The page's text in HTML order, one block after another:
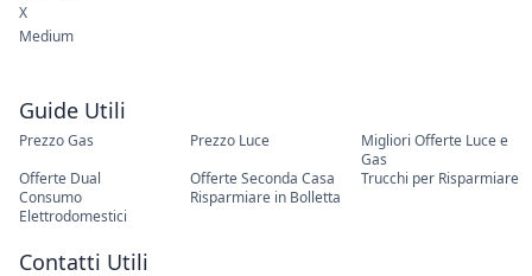
Guide Utili
Prezzo Gas Prezzo Luce
Migliori Offerte Luce e
Gas
Offerte Dual
Offerte Seconda Casa
Trucchi per Risparmiare
Consumo
Elettrodomestici
Risparmiare in Bolletta
Contatti Utili
X
Medium